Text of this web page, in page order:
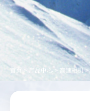
首页 > 产品中心 > 高速相机 >